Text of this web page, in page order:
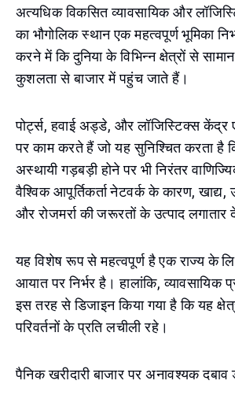
अत्यधिक विकसित व्यावसायिक और
का भौगोलिक स्थान एक महत्वपूर्ण भूमिका
करने में कि दुनिया के विभिन्न क्षेत्रों से
कुशलता से बाजार में पहुंच जाते हैं।
पोर्ट्स, हवाई अड्डे, और लॉजिस्टिक्स
पर काम करते हैं जो यह सुनिश्चित करता है
अस्थायी गड़बड़ी होने पर भी निरंतर
वैश्विक आपूर्तिकर्ता नेटवर्क के कारण, खाद्य,
और रोजमर्रा की जरूरतों के उत्पाद
यह विशेष रूप से महत्वपूर्ण है एक राज्य के
आयात पर निर्भर है। हालांकि, व्यावसायिक
इस तरह से डिजाइन किया गया है कि यह
परिवर्तनों के प्रति लचीली रहे।
पैनिक खरीदारी बाजार पर अनावश्यक दबाव